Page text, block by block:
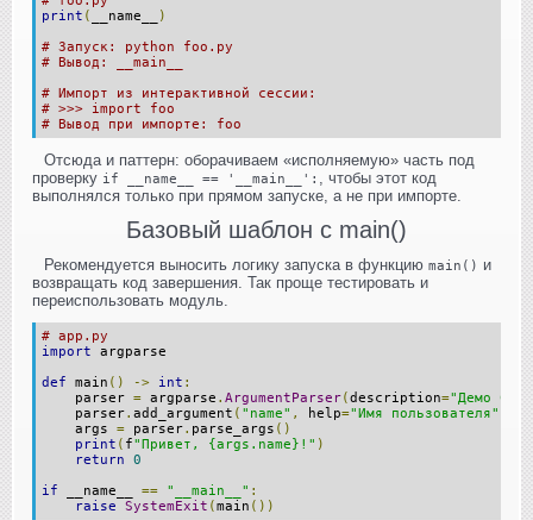
print ( __name__
)
# Запуск: python foo.py
# Вывод: __main__
# Импорт из интерактивной сессии:
# >>> import foo
# Вывод при импорте: foo
Отсюда и паттерн: оборачиваем «исполняемую» часть под
проверку if __name__ == '__main__': , чтобы этот код
выполнялся только при прямом запуске, а не при импорте.
Базовый шаблон с main()
Рекомендуется выносить логику запуска в функцию main() и
возвращать код завершения. Так проще тестировать и
переиспользовать модуль.
# app.py
import argparse
def main () -> int :
parser = argparse . ArgumentParser( description="Демо CLI"
parser. add_argument ( "name" , help="Имя пользователя"
args = parser. parse_args ()
print ( f"Привет, {args.name}!" )
return
0
if __name__ == "__main__" :
raise
SystemExit ( main ())